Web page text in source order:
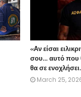
«Αν είσαι
σου… αυτό που
θα σε
March 25,